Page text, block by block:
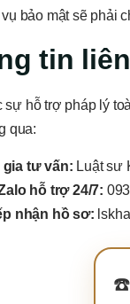
bảo mật sẽ phải
tin
hỗ trợ pháp lý
qua:
gia tư vấn: Luật sư
hỗ trợ 24/7:
nhận hồ sơ:
☎️